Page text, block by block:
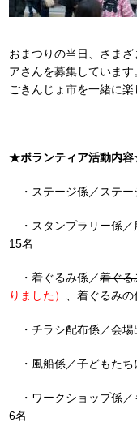
おまつりの当日、さま
アさんを募集しています
ごきんじょ市を一緒に
★ボランティア活動内
・ステージ係／ステ
・スタンプラリー係
15名
・着ぐるみ係／着ぐる
りました）
、着ぐるみ
・チラシ配布係／会
・風船係／子どもた
・ワークショップ係
6名